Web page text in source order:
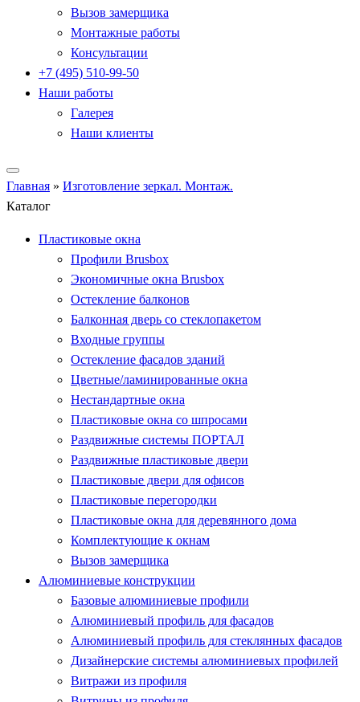
Вызов замерщика
Монтажные работы
Консультации
+7 (495) 510-99-50
Наши работы
Галерея
Наши клиенты
Главная » Изготовление зеркал. Монтаж.
Каталог
Пластиковые окна
Профили Brusbox
Экономичные окна Brusbox
Остекление балконов
Балконная дверь со стеклопакетом
Входные группы
Остекление фасадов зданий
Цветные/ламинированные окна
Нестандартные окна
Пластиковые окна со шпросами
Раздвижные системы ПОРТАЛ
Раздвижные пластиковые двери
Пластиковые двери для офисов
Пластиковые перегородки
Пластиковые окна для деревянного дома
Комплектующие к окнам
Вызов замерщика
Алюминиевые конструкции
Базовые алюминиевые профили
Алюминиевый профиль для фасадов
Алюминиевый профиль для стеклянных фасадов
Дизайнерские системы алюминиевых профилей
Витражи из профиля